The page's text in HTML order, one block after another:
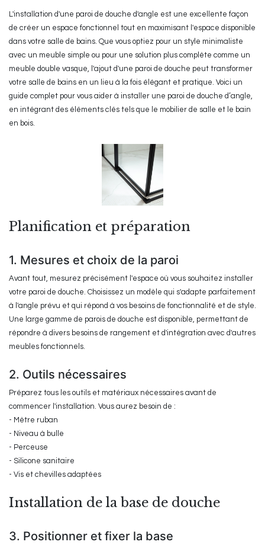
L'installation d'une paroi de douche d'angle est une excellente façon
de créer un espace fonctionnel tout en maximisant l'espace disponible
dans votre salle de bains. Que vous optiez pour un style minimaliste
avec un meuble simple ou pour une solution plus complète comme un
meuble double vasque, l'ajout d'une paroi de douche peut transformer
votre salle de bains en un lieu à la fois élégant et pratique. Voici un
guide complet pour vous aider à installer une paroi de douche d’angle,
en intégrant des éléments clés tels que le mobilier de salle et le bain
en bois.
Planification et préparation
1. Mesures et choix de la paroi
Avant tout, mesurez précisément l'espace où vous souhaitez installer
votre paroi de douche. Choisissez un modèle qui s'adapte parfaitement
à l'angle prévu et qui répond à vos besoins de fonctionnalité et de style.
Une large gamme de parois de douche est disponible, permettant de
répondre à divers besoins de rangement et d'intégration avec d'autres
meubles fonctionnels.
2. Outils nécessaires
Préparez tous les outils et matériaux nécessaires avant de
commencer l'installation. Vous aurez besoin de :
- Mètre ruban
- Niveau à bulle
- Perceuse
- Silicone sanitaire
- Vis et chevilles adaptées
Installation de la base de douche
3. Positionner et fixer la base